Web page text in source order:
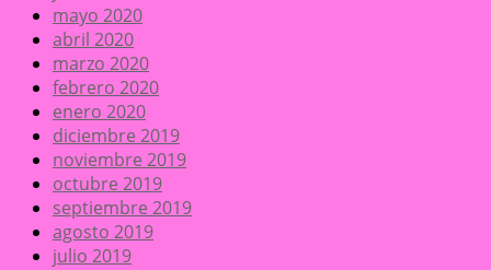
mayo 2020
abril 2020
marzo 2020
febrero 2020
enero 2020
diciembre 2019
noviembre 2019
octubre 2019
septiembre 2019
agosto 2019
julio 2019